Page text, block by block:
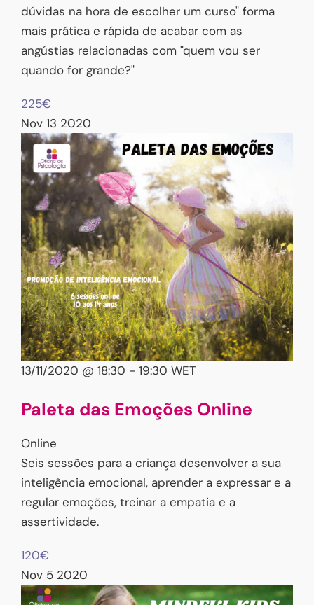
dúvidas na hora de escolher um curso" forma
mais prática e rápida de acabar com as
angústias relacionadas com "quem vou ser
quando for grande?"
225€
Nov 13 2020
13/11/2020 @ 18:30 - 19:30 WET
Paleta das Emoções Online
Online
Seis sessões para a criança desenvolver a sua
inteligência emocional, aprender a expressar e a
regular emoções, treinar a empatia e a
assertividade.
120€
Nov 5 2020